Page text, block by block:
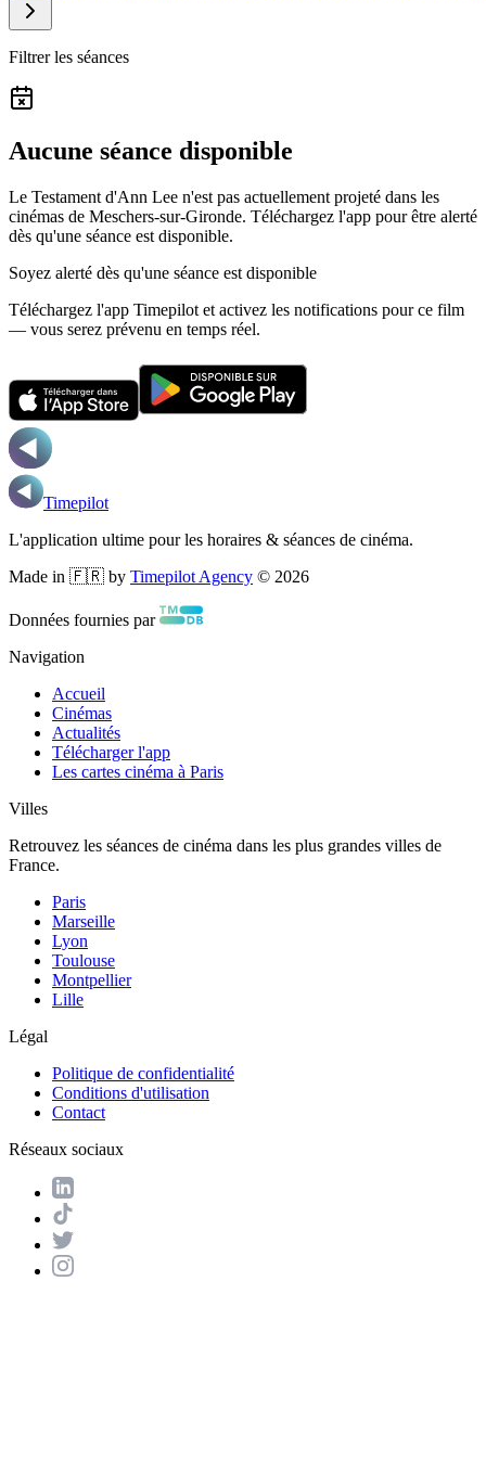
Filtrer les séances
Aucune séance disponible
Le Testament d'Ann Lee n'est pas actuellement projeté dans les
cinémas de Meschers-sur-Gironde. Téléchargez l'app pour être alerté
dès qu'une séance est disponible.
Soyez alerté dès qu'une séance est disponible
Téléchargez l'app Timepilot et activez les notifications pour ce film
— vous serez prévenu en temps réel.
Timepilot
L'application ultime pour les horaires & séances de cinéma.
Made in 🇫🇷 by Timepilot Agency © 2026
Données fournies par
Navigation
Accueil
Cinémas
Actualités
Télécharger l'app
Les cartes cinéma à Paris
Villes
Retrouvez les séances de cinéma dans les plus grandes villes de
France.
Paris
Marseille
Lyon
Toulouse
Montpellier
Lille
Légal
Politique de confidentialité
Conditions d'utilisation
Contact
Réseaux sociaux